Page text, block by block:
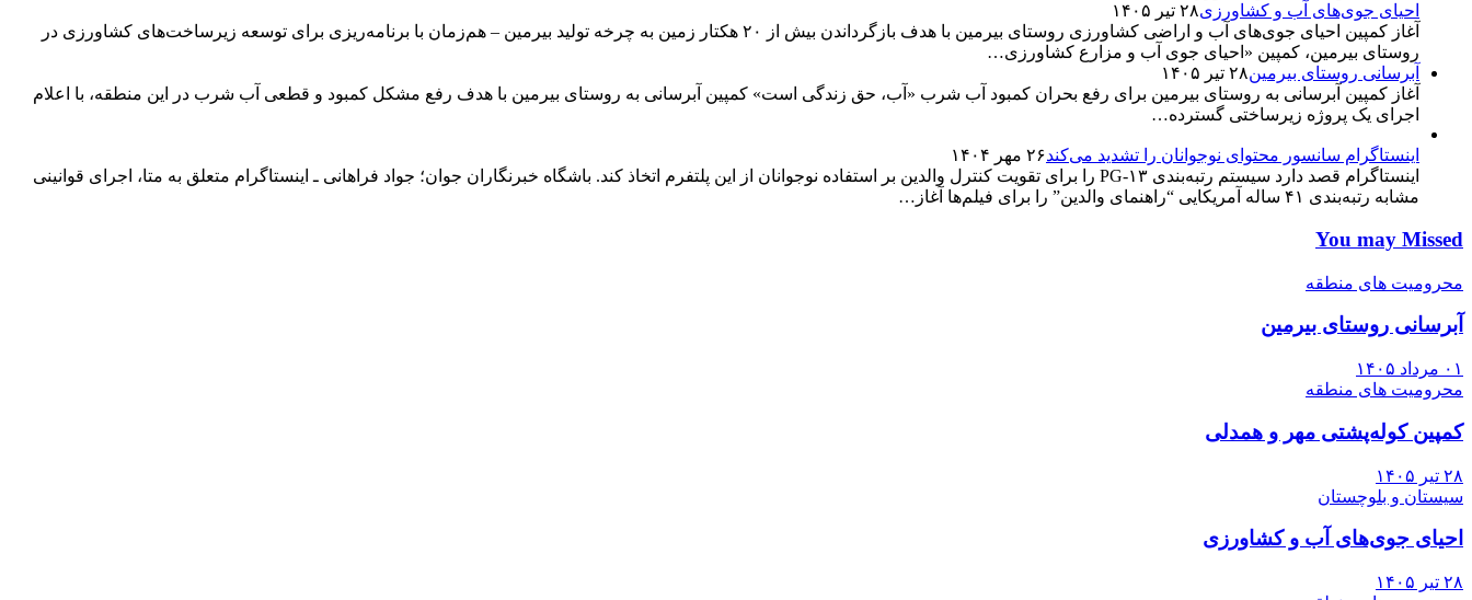
احیای جوی‌های آب و کشاورزی۲۸ تیر ۱۴۰۵
آغاز کمپین احیای جوی‌های آب و اراضی کشاورزی روستای بیرمین با هدف بازگرداندن بیش از ۲۰ هکتار زمین به چرخه تولید بیرمین – هم‌زمان با برنامه‌ریزی برای توسعه زیرساخت‌های کشاورزی در
روستای بیرمین، کمپین «احیای جوی آب و مزارع کشاورزی…
آبرسانی روستای بیرمین۲۸ تیر ۱۴۰۵
آغاز کمپین آبرسانی به روستای بیرمین برای رفع بحران کمبود آب شرب «آب، حق زندگی است» کمپین آبرسانی به روستای بیرمین با هدف رفع مشکل کمبود و قطعی آب شرب در این منطقه، با اعلام
اجرای یک پروژه زیرساختی گسترده…
اینستاگرام سانسور محتوای نوجوانان را تشدید می‌کند۲۶ مهر ۱۴۰۴
اینستاگرام قصد دارد سیستم رتبه‌بندی PG-۱۳ را برای تقویت کنترل والدین بر استفاده نوجوانان از این پلتفرم اتخاذ کند. باشگاه خبرنگاران جوان؛ جواد فراهانی ـ اینستاگرام متعلق به متا، اجرای قوانینی
مشابه رتبه‌بندی ۴۱ ساله آمریکایی “راهنمای والدین” را برای فیلم‌ها آغاز…
You may Missed
محرومیت های منطقه
آبرسانی روستای بیرمین
۰۱ مرداد ۱۴۰۵
محرومیت های منطقه
کمپین کوله‌پشتی مهر و همدلی
۲۸ تیر ۱۴۰۵
سیستان و بلوچستان
احیای جوی‌های آب و کشاورزی
۲۸ تیر ۱۴۰۵